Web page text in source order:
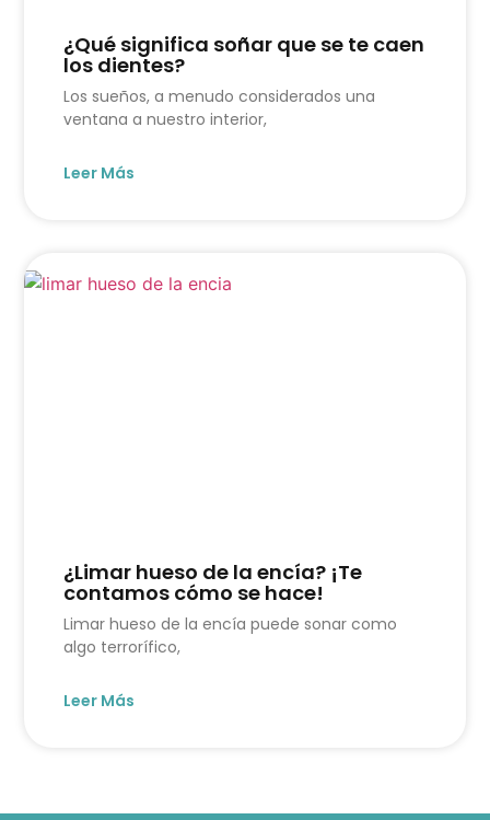
¿Qué significa soñar que se te caen
los dientes?
Los sueños, a menudo considerados una
ventana a nuestro interior,
Leer Más
¿Limar hueso de la encía? ¡Te
contamos cómo se hace!
Limar hueso de la encía puede sonar como
algo terrorífico,
Leer Más